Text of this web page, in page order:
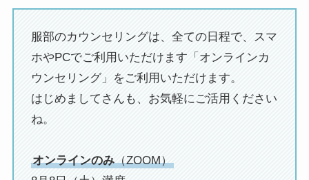
服部のカウンセリングは、全ての日程で、スマ
ホやPCでご利用いただけます「オンラインカ
ウンセリング」をご利用いただけます。
はじめましてさんも、お気軽にご活用ください
ね。
オンラインのみ（ZOOM）